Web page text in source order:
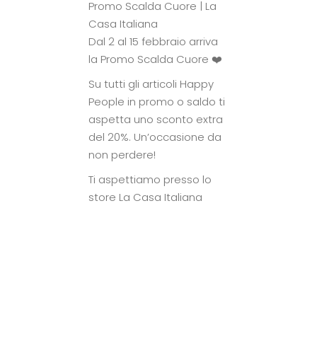
Promo Scalda Cuore | La
Casa Italiana
Dal 2 al 15 febbraio arriva
la Promo Scalda Cuore ❤️
Su tutti gli articoli Happy
People in promo o saldo ti
aspetta uno sconto extra
del 20%. Un’occasione da
non perdere!
Ti aspettiamo presso lo
store La Casa Italiana